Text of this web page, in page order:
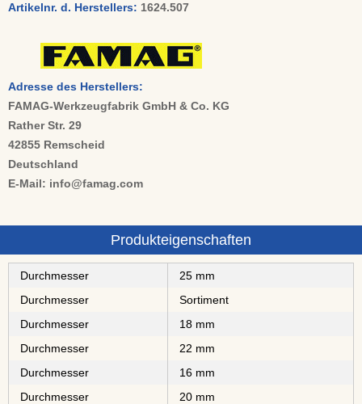
Artikelnr. d. Herstellers: 1624.507
Adresse des Herstellers:
FAMAG-Werkzeugfabrik GmbH & Co. KG
Rather Str. 29
42855 Remscheid
Deutschland
E-Mail: info@famag.com
Produkteigenschaften
Durchmesser
25 mm
Durchmesser
Sortiment
Durchmesser
18 mm
Durchmesser
22 mm
Durchmesser
16 mm
Durchmesser
20 mm